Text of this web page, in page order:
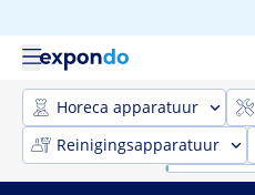
Horeca apparatuur
Reinigingsapparatuur